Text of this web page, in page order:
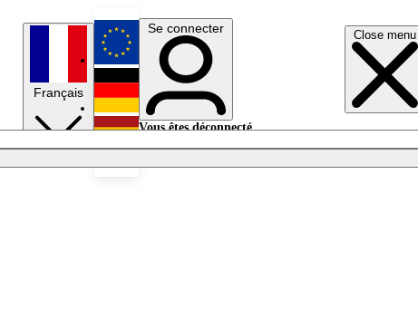
Close menu
Français
English
Deutsch
Se connecter
Vous êtes déconnecté.